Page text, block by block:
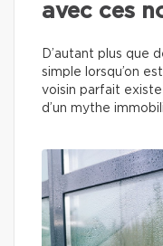
avec ces
D’autant plus que
simple lorsqu’on
voisin parfait
d’un mythe